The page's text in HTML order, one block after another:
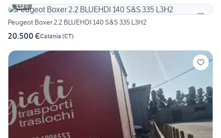
6
Peugeot Boxer 2.2 BLUEHDI 140 S&S 335 L3H2
20.500 €Catania (CT)